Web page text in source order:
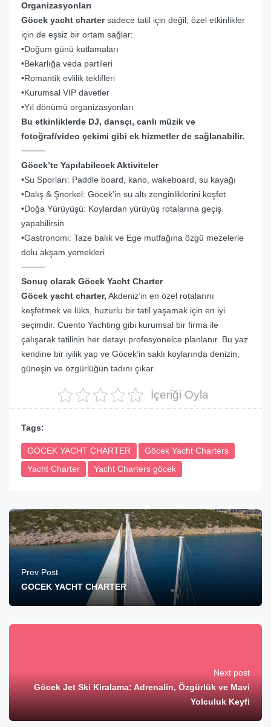
Organizasyonları
Göcek yacht chartersadece tatil için değil; özel etkinlikler
için de eşsiz bir ortam sağlar:
•Doğum günü kutlamaları
•Bekarlığa veda partileri
•Romantik evlilik teklifleri
•Kurumsal VIP davetler
•Yıl dönümü organizasyonları
Bu etkinliklerde DJ, dansçı, canlı müzik ve
fotoğraf/video çekimi gibi ek hizmetler de sağlanabilir.
⸻
Göcek’te Yapılabilecek Aktiviteler
•Su Sporları: Paddle board, kano, wakeboard, su kayağı
•Dalış & Şnorkel: Göcek’in su altı zenginliklerini keşfet
•Doğa Yürüyüşü: Koylardan yürüyüş rotalarına geçiş
yapabilirsin
•Gastronomi: Taze balık ve Ege mutfağına özgü mezelerle
dolu akşam yemekleri
⸻
Sonuç olarak Göcek Yacht Charter
Göcek yacht charter, Akdeniz’in en özel rotalarını
keşfetmek ve lüks, huzurlu bir tatil yaşamak için en iyi
seçimdir. Cuento Yachting gibi kurumsal bir firma ile
çalışarak tatilinin her detayı profesyonelce planlanır. Bu yaz
kendine bir iyilik yap ve Göcek’in saklı koylarında denizin,
güneşin ve özgürlüğün tadını çıkar.
İçeriği Oyla
Tags:
GOCEK YACHT CHARTER
Göcek Yacht Charters
Yacht Charter
Yacht Charters göcek
Prev Post
GOCEK YACHT CHARTER
Next post
Göcek Jet Ski Kiralama: Adrenalin, Özgürlük ve Mavi
Yolculuk Keyfi